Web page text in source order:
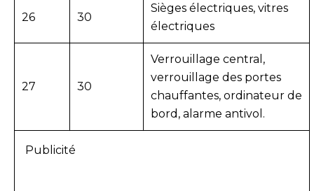
26 30
Sièges électriques, vitres
électriques
27 30
Verrouillage central,
verrouillage des portes
chauffantes, ordinateur de
bord, alarme antivol.
Publicité